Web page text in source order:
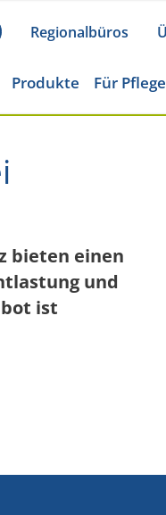
Regionalbüros
Produkte Für
bieten einen
und
ist